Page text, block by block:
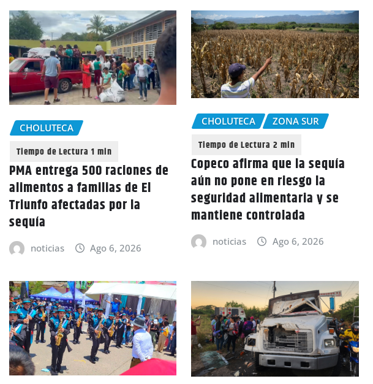
CHOLUTECA
PMA entrega 500 raciones de
alimentos a familias de El
Triunfo afectadas por la
sequía
noticias Ago 6, 2026
CHOLUTECA ZONA SUR
Copeco afirma que la sequía
aún no pone en riesgo la
seguridad alimentaria y se
mantiene controlada
noticias Ago 6, 2026